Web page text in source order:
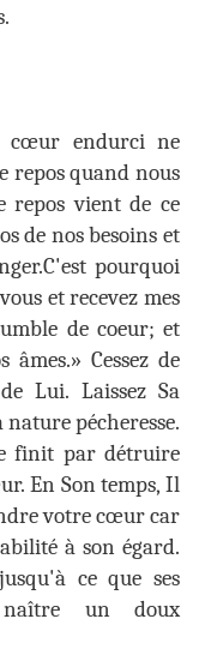
cœur endurci ne
repos quand nous
repos vient de ce
de nos besoins et
pourquoi
et recevez mes
de coeur; et
Cessez de
Lui. Laissez Sa
pécheresse.
finit par détruire
En Son temps, Il
votre cœur car
à son égard.
ce que ses
naître un doux